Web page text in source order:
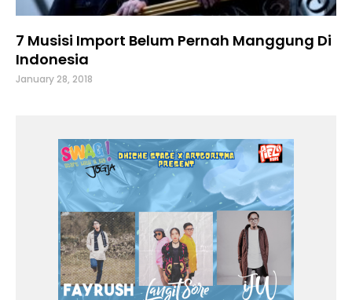
7 Musisi Import Belum Pernah Manggung Di
Indonesia
January 28, 2018